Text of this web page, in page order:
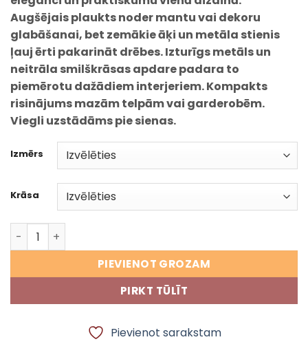
through
169.00 €
Augšējais plaukts noder mantu vai dekoru
glabāšanai, bet zemākie āķi un metāla stienis
ļauj ērti pakarināt drēbes. Izturīgs metāls un
neitrāla smilškrāsas apdare padara to
piemērotu dažādiem interjeriem. Kompakts
risinājums mazām telpām vai garderobēm.
Viegli uzstādāms pie sienas.
Izmērs
Krāsa
LYON sienas pakaramais ar plauktu – elegants drēbju
PIEVIENOT GROZAM
PIRKT TŪLĪT
Pievienot sarakstam